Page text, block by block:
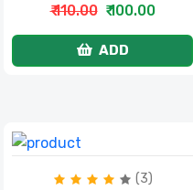
₹ 110.00 ₹ 100.00
ADD
(3)